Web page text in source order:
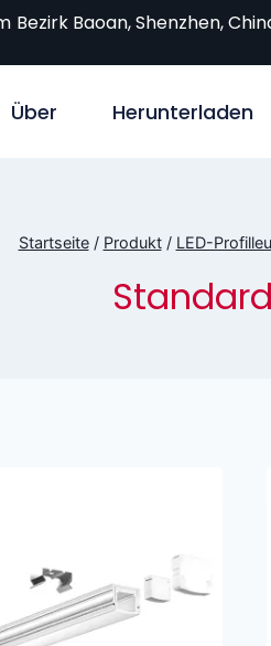
Bezirk Baoan, Shenzhen,
Über Herunterladen
Startseite / Produkt / LED-